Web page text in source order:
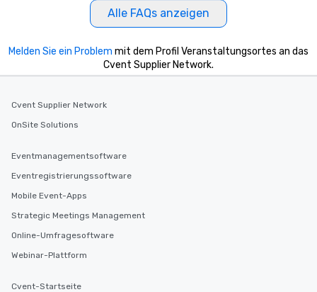
Alle FAQs anzeigen
Melden Sie ein Problem mit dem Profil Veranstaltungsortes an das
Cvent Supplier Network.
Cvent Supplier Network
OnSite Solutions
Eventmanagementsoftware
Eventregistrierungssoftware
Mobile Event-Apps
Strategic Meetings Management
Online-Umfragesoftware
Webinar-Plattform
Cvent-Startseite